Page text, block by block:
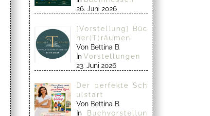
26. Juni 2026
[Vorstellung] Büc
her(T)räumen
Von Bettina B.
In Vorstellungen
23. Juni 2026
Der perfekte Sch
ulstart
Von Bettina B.
In
Buchvorstellun